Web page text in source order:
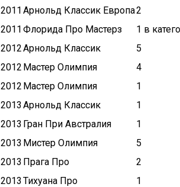
2011 Арнольд Классик Европа2
2011 Флорида Про Мастерз
1 в
2012Арнольд Классик
5
2012 Мастер Олимпия
4
2012 Мастер Олимпия
1
2013 Арнольд Классик
1
2013 Гран При Австралия
1
2013 Мистер Олимпия
5
2013 Прага Про
2
2013 Тихуана Про
1